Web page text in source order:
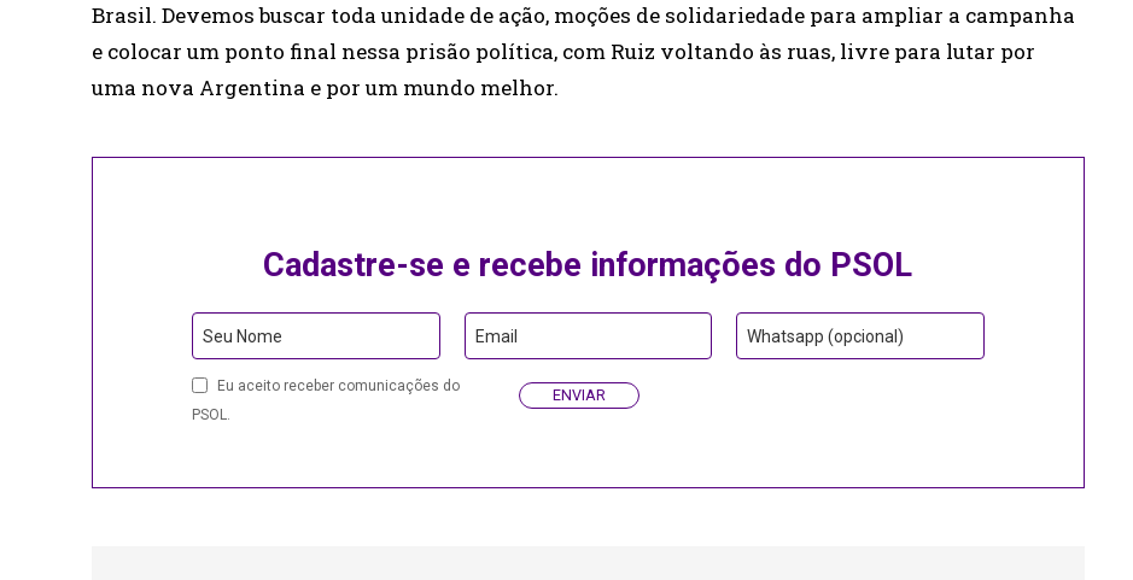
Brasil. Devemos buscar toda unidade de ação, moções de solidariedade para ampliar a campanha
e colocar um ponto final nessa prisão política, com Ruiz voltando às ruas, livre para lutar por
uma nova Argentina e por um mundo melhor.
Cadastre-se e recebe informações do PSOL
Seu Nome Email Whatsapp (opcional)
EmailEu aceito receber comunicações do
PSOL.
ENVIAR